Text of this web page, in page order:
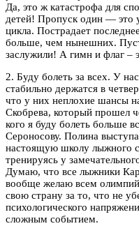
Да, это ж катастрофа для
детей! Пропуск один — это
цикла. Пострадает
больше, чем нынешних.
заслужили! А гимн и флаг –
2. Буду болеть за всех. У
стабильно держатся в
что у них неплохие шансы
Скобрева, который прошел
кого я буду болеть больше
Сероносову. Полина
настоящую школу лыжного
тренируясь у
Думаю, что все лыжники
вообще желаю всем
свою страну за то, что не
психологического
сложным событием.